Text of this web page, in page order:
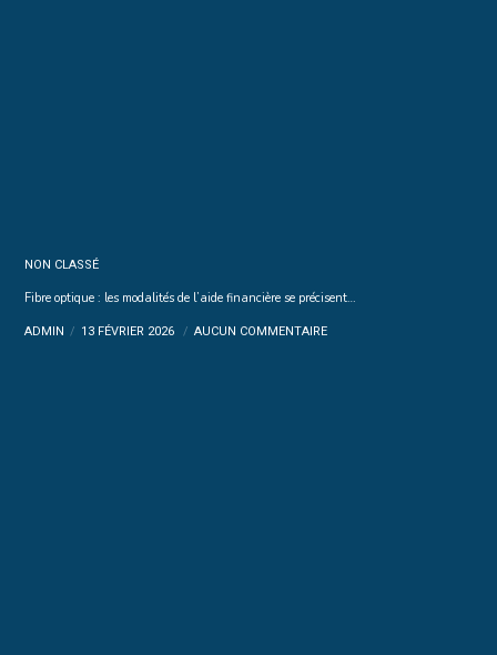
NON CLASSÉ
Fibre optique : les modalités de l’aide financière se précisent…
ADMIN 13 FÉVRIER 2026 AUCUN COMMENTAIRE